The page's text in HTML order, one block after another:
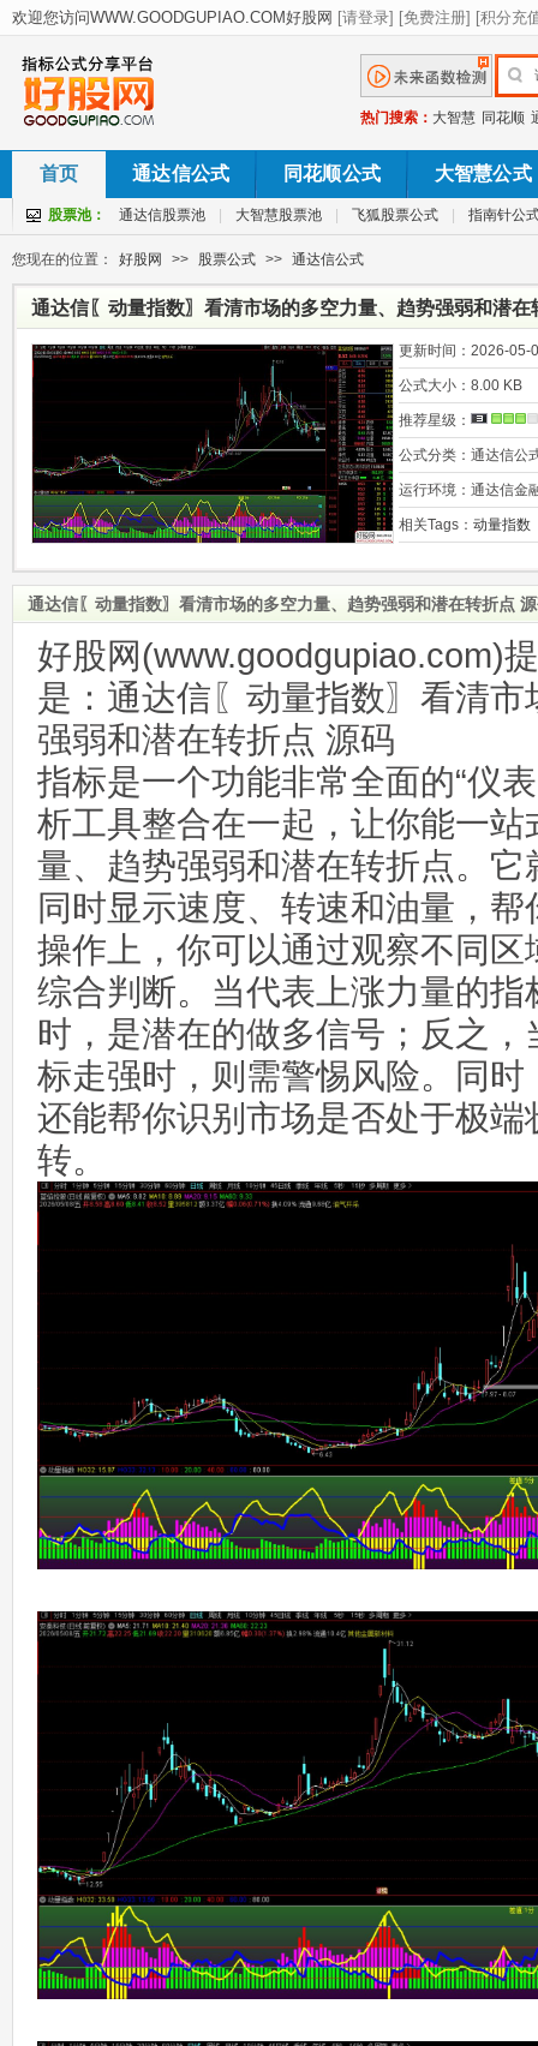
热门搜索： 大智慧 同花顺
首页 通达信公式 同花顺公式 大智慧公式
股票池： 通达信股票池 大智慧股票池 飞狐股票公式 指南针公
您现在的位置： 好股网 >> 股票公式 >> 通达信公式
通达信〖动量指数〗看清市场的多空力量、趋势强弱和潜在
更新时间： 2026-05-
公式大小： 8.00 KB
推荐星级：
公式分类： 通达信公
运行环境： 通达信金
相关Tags： 动量指数
通达信〖动量指数〗看清市场的多空力量、趋势强弱和潜在转折点
好股网(www.goodgupiao.com)
是：通达信〖动量指数〗看清
强弱和潜在转折点 源码
指标是一个功能非常全面的“仪
析工具整合在一起，让你能一
量、趋势强弱和潜在转折点。
同时显示速度、转速和油量，
操作上，你可以通过观察不同
综合判断。当代表上涨力量的
时，是潜在的做多信号；反之
标走强时，则需警惕风险。同
还能帮你识别市场是否处于极
转。